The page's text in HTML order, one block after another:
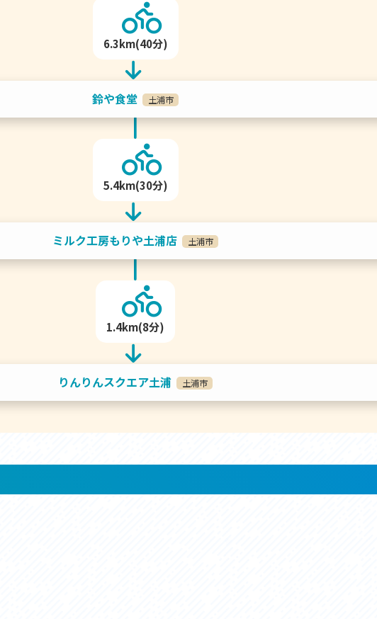
6.3km(40分)
鈴や食堂 土浦市
5.4km(30分)
ミルク工房もりや土浦店 土浦市
1.4km(8分)
りんりんスクエア土浦 土浦市